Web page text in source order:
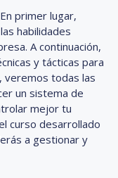
primer lugar,
habilidades
A continuación,
y tácticas para
veremos todas las
un sistema de
mejor tu
curso desarrollado
a gestionar y